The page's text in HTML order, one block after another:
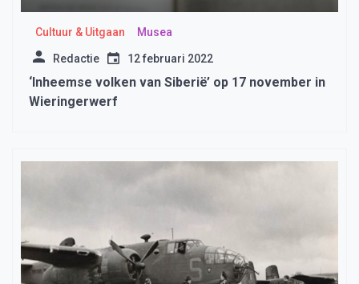
Cultuur & Uitgaan Musea
Redactie 12 februari 2022
‘Inheemse volken van Siberië’ op 17 november in
Wieringerwerf